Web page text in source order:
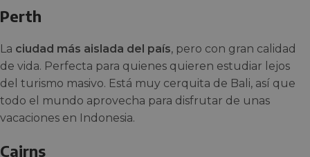
Perth
La ciudad más aislada del país, pero con gran calidad
de vida. Perfecta para quienes quieren estudiar lejos
del turismo masivo. Está muy cerquita de Bali, así que
todo el mundo aprovecha para disfrutar de unas
vacaciones en Indonesia.
Cairns